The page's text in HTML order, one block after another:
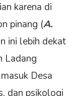
karena di
pinang (A.
ini lebih dekat
Ladang
Desa
dan psikologi